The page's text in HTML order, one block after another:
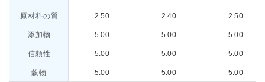
原材料の質 2.50 2.40 2.50
添加物 5.00 5.00 5.00
信頼性 5.00 5.00 5.00
穀物 5.00 5.00 5.00